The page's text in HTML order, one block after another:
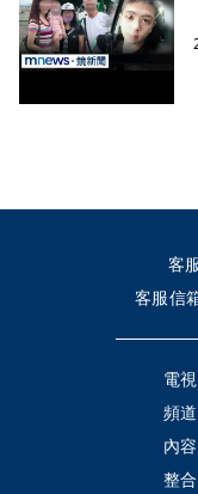
客
客服信
電
頻
內
整